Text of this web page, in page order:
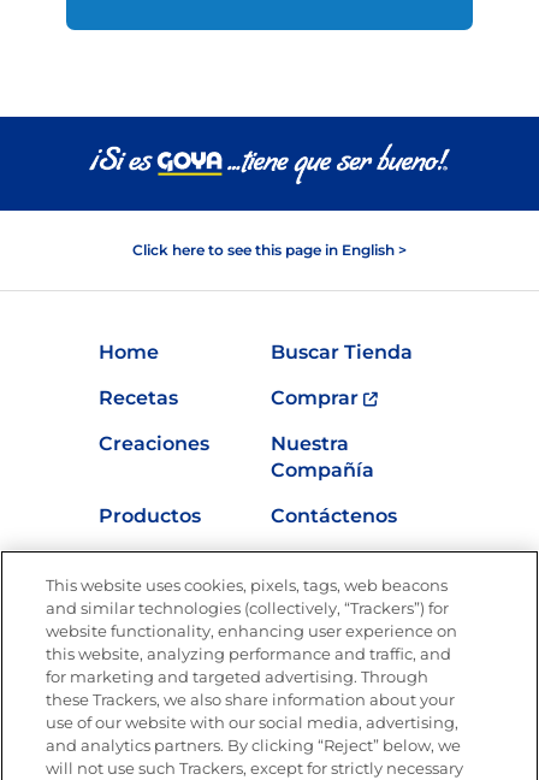
Click here to see this page in English >
Home
Buscar Tienda
Recetas
Comprar
Creaciones
Nuestra
Compañía
Productos
Contáctenos
Nutrición
Únete a La Cocina Goya®
Recibe Nuevas Recetas, Ofertas Especiales y
Promociones
This website uses cookies, pixels, tags, web beacons
and similar technologies (collectively, “Trackers”) for
website functionality, enhancing user experience on
this website, analyzing performance and traffic, and
for marketing and targeted advertising. Through
these Trackers, we also share information about your
use of our website with our social media, advertising,
and analytics partners. By clicking “Reject” below, we
will not use such Trackers, except for strictly necessary